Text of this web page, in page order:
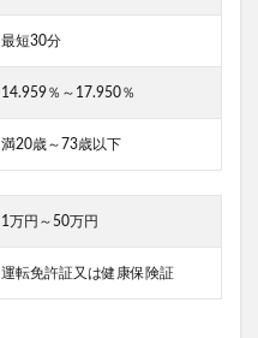
最短30分
14.959％～17.950％
満20歳～73歳以下
1万円～50万円
運転免許証又は健康保険証